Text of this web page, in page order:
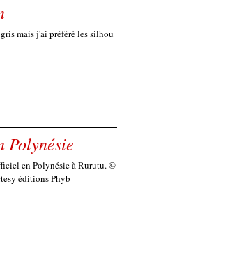
mais j'ai préféré les silhou
Polynésie
en Polynésie à Rurutu. ©
éditions Phyb